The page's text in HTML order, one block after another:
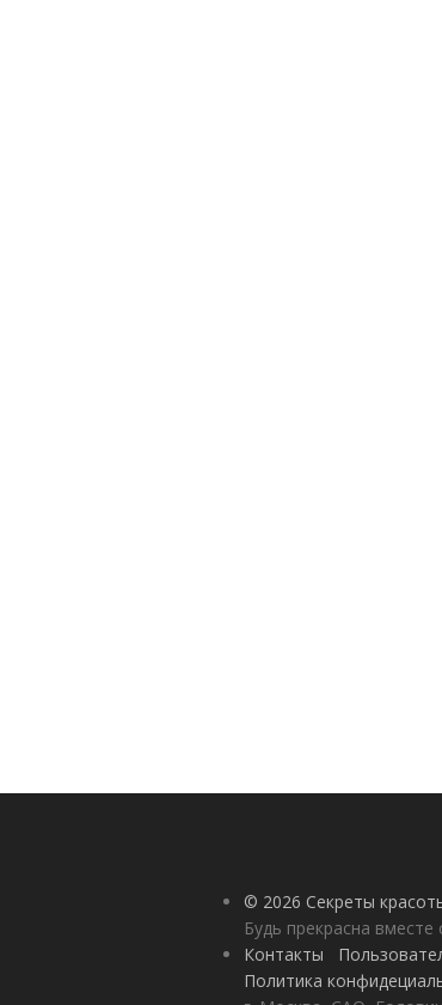
© 2026 Секреты
Будь прекрасна вместе
Контакты
Политика